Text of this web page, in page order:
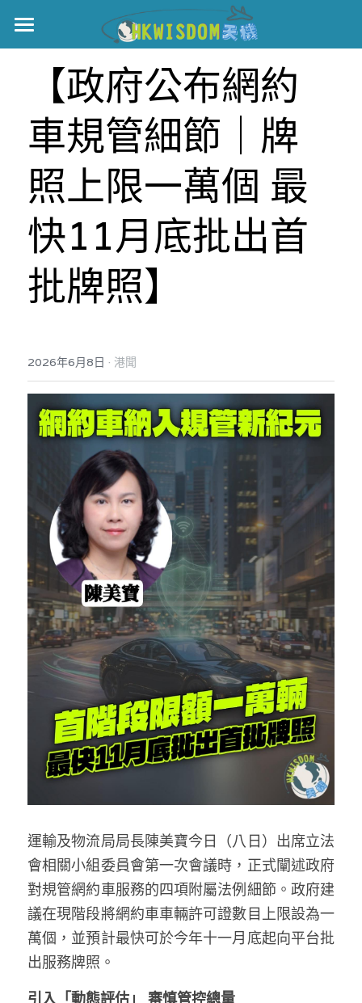
主頁
世界盃
伊美戰爭
黎智英案
正本清源•黎智英案
美西媒體謊言實錄
宏福火災
宏福‧革新
宏福苑聽證會
記錄．宏福苑火災
港聞
中國
娛樂
反華推手你要知
反華推手懶人包
民主派騙案十式
反華推手起底
美西霸凌內幕
美西極權主義
真相直擊
極端暴恐實錄
KOL 專欄
林淑芳專欄
屈穎妍專欄
朱庭萱專欄
莫綺琪專欄
黃萬成專欄
招國偉專欄
高松傑專欄
林伯強專欄
馮煒光專欄
趙處機專欄
KOL 精選
大衛sir專欄
曾子晴 - 晴深直說
龔靜儀大律師專欄
陳貴春大律師專欄
絕密法庭檔案
醫院口岸爆炸案
屠龍小隊案
黎智英案審訊
支聯會案
35+顛覆案
生活
吃喝玩指南
休閒好介紹
親子
花生仔漫畫週記
關於我們
人才招聘
投稿熱線
商戶合作
支持讚助
條款及細則
關於我們
搜索
繁體中文
繁體中文
English
【政府公布網約
車規管細節｜牌
照上限一萬個 最
快11月底批出首
批牌照】
2026年6月8日 · 港聞
運輸及物流局局長陳美寶今日（八日）出席立法
會相關小組委員會第一次會議時，正式闡述政府
對規管網約車服務的四項附屬法例細節。政府建
議在現階段將網約車車輛許可證數目上限設為一
萬個，並預計最快可於今年十一月底起向平台批
出服務牌照。
引入「動態評估」 審慎管控總量